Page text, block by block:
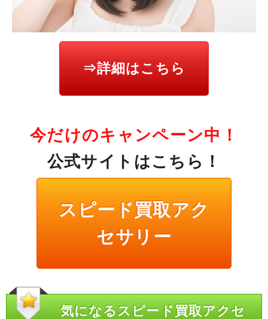
⇒詳細はこちら
今だけのキャンペーン中！
公式サイトはこちら！
スピード買取アク
セサリー
気になるスピード買取アクセ